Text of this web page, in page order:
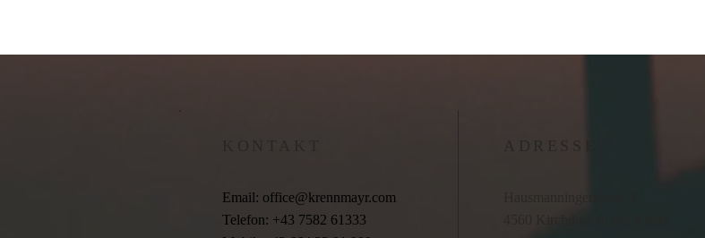
Email: office@krennmayr.com
Telefon: +43 7582 61333